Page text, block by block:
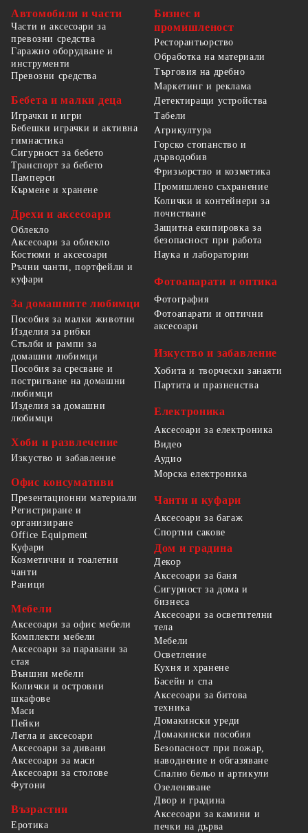
Автомобили и части
Части и аксесоари за
превозни средства
Гаражно оборудване и
инструменти
Превозни средства
Бебета и малки деца
Играчки и игри
Бебешки играчки и активна
гимнастика
Сигурност за бебето
Транспорт за бебето
Памперси
Кърмене и хранене
Дрехи и аксесоари
Облекло
Аксесоари за облекло
Костюми и аксесоари
Ръчни чанти, портфейли и
куфари
За домашните любимци
Пособия за малки животни
Изделия за рибки
Стълби и рампи за
домашни любимци
Пособия за сресване и
постригване на домашни
любимци
Изделия за домашни
любимци
Хоби и развлечение
Изкуство и забавление
Офис консумативи
Презентационни материали
Регистриране и
организиране
Office Equipment
Бизнес и
промишленост
Ресторантьорство
Обработка на материали
Търговия на дребно
Маркетинг и реклама
Детектиращи устройства
Табели
Агрикултура
Горско стопанство и
дърводобив
Фризьорство и козметика
Промишлено съхранение
Колички и контейнери за
почистване
Защитна екипировка за
безопасност при работа
Наука и лаборатории
Фотоапарати и оптика
Фотография
Фотоапарати и оптични
аксесоари
Изкуство и забавление
Хобита и творчески занаяти
Партита и празненства
Електроника
Аксесоари за електроника
Видео
Аудио
Морска електроника
Чанти и куфари
Аксесоари за багаж
Спортни сакове
Куфари
Козметични и тоалетни
чанти
Раници
Мебели
Аксесоари за офис мебели
Комплекти мебели
Аксесоари за паравани за
стая
Външни мебели
Колички и островни
шкафове
Маси
Пейки
Легла и аксесоари
Аксесоари за дивани
Аксесоари за маси
Аксесоари за столове
Футони
Възрастни
Еротика
Дом и градина
Декор
Аксесоари за баня
Сигурност за дома и
бизнеса
Аксесоари за осветителни
тела
Мебели
Осветление
Кухня и хранене
Басейн и спа
Аксесоари за битова
техника
Домакински уреди
Домакински пособия
Безопасност при пожар,
наводнение и обгазяване
Спално бельо и артикули
Озеленяване
Двор и градина
Аксесоари за камини и
печки на дърва